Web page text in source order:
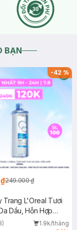
BẠN
-42%
249.000 ₫
Trang L'Oreal Tươi
Dầu, Hỗn Hợp
1.9k/tháng